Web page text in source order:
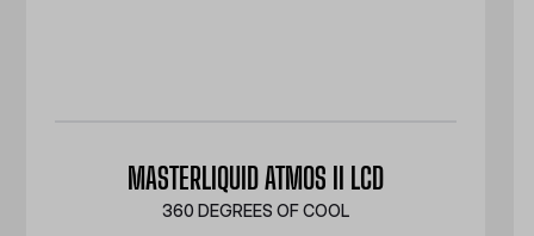
MASTERLIQUID ATMOS II LCD
360 DEGREES OF COOL​